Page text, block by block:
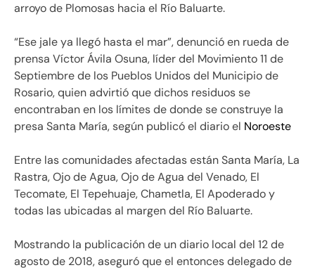
arroyo de Plomosas hacia el Río Baluarte.
“Ese jale ya llegó hasta el mar”, denunció en rueda de
prensa Víctor Ávila Osuna, líder del Movimiento 11 de
Septiembre de los Pueblos Unidos del Municipio de
Rosario, quien advirtió que dichos residuos se
encontraban en los límites de donde se construye la
presa Santa María, según publicó el diario el Noroeste
Entre las comunidades afectadas están Santa María, La
Rastra, Ojo de Agua, Ojo de Agua del Venado, El
Tecomate, El Tepehuaje, Chametla, El Apoderado y
todas las ubicadas al margen del Río Baluarte.
Mostrando la publicación de un diario local del 12 de
agosto de 2018, aseguró que el entonces delegado de